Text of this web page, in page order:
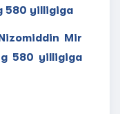
580 yilligiga
Mir
580 yilligiga